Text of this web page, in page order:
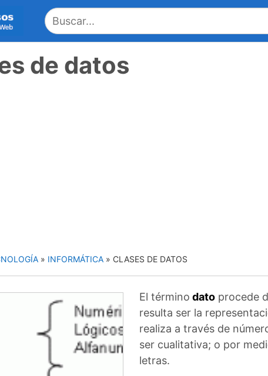
de datos
» INFORMÁTICA » CLASES DE DATOS
El término dato procede
resulta ser la
realiza a través de
ser cualitativa; o por
letras.